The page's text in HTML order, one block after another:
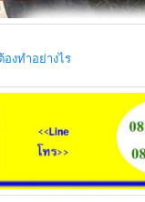
งทำอย่างไร